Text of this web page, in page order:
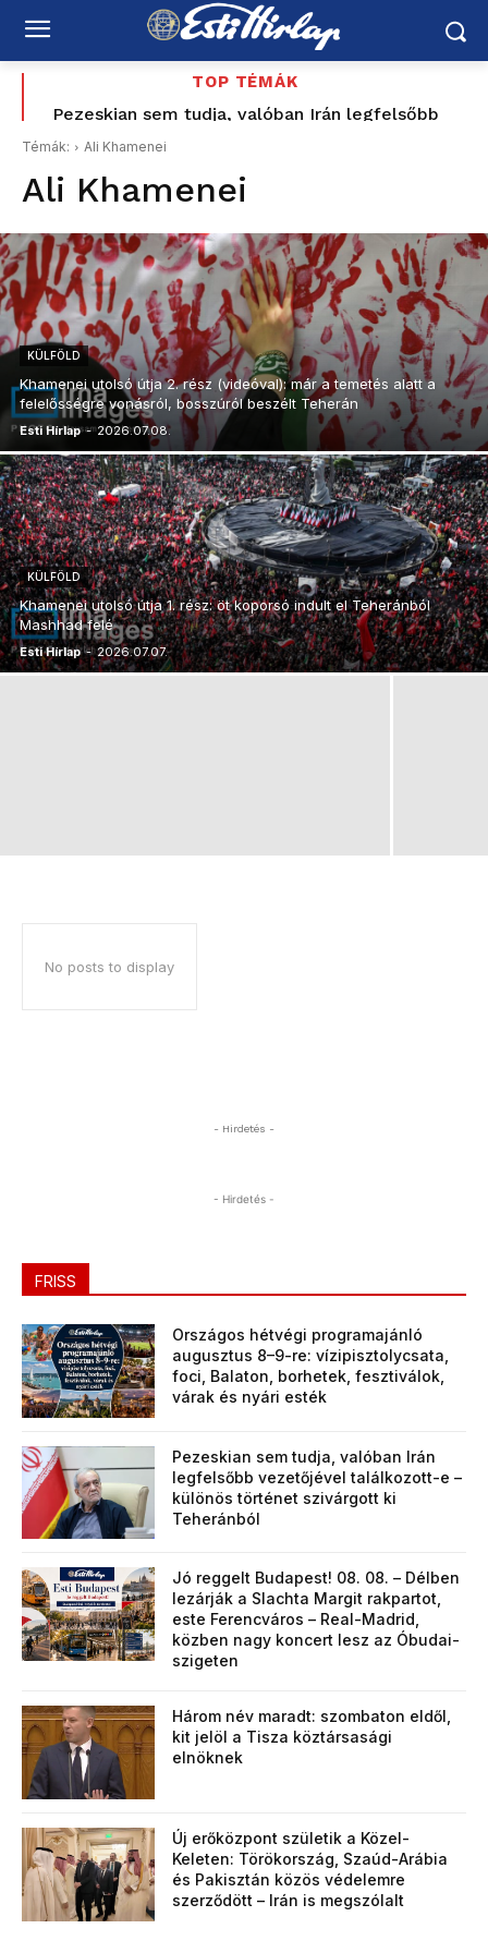
TOP TÉMÁK
Pezeskian sem tudja, valóban Irán legfelsőbb
vezetőjével találkozott-e – különös történet
Esti Rikkancs – 2026. augusztus 8. Friss hírek, napi
Témák: Ali Khamenei
Ali Khamenei
KÜLFÖLD
Khamenei utolsó útja 2. rész (videóval): már a temetés alatt a
felelősségre vonásról, bosszúról beszélt Teherán
Esti Hírlap - 2026.07.08.
KÜLFÖLD
Khamenei utolsó útja 1. rész: öt koporsó indult el Teheránból
Mashhad felé
Esti Hírlap - 2026.07.07.
No posts to display
- Hirdetés -
- Hirdetés -
FRISS
Országos hétvégi programajánló
augusztus 8–9-re: vízipisztolycsata,
foci, Balaton, borhetek, fesztiválok,
várak és nyári esték
Pezeskian sem tudja, valóban Irán
legfelsőbb vezetőjével találkozott-e –
különös történet szivárgott ki
Teheránból
Jó reggelt Budapest! 08. 08. – Délben
lezárják a Slachta Margit rakpartot,
este Ferencváros – Real-Madrid,
közben nagy koncert lesz az Óbudai-
szigeten
Három név maradt: szombaton eldől,
kit jelöl a Tisza köztársasági
elnöknek
Új erőközpont születik a Közel-
Keleten: Törökország, Szaúd-Arábia
és Pakisztán közös védelemre
szerződött – Irán is megszólalt